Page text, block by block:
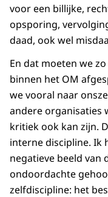
voor een billijke,
opsporing,
daad, ook wel
En dat moeten we
binnen het OM
we vooral naar
andere organisaties
kritiek ook kan zijn.
interne discipline. Ik
negatieve beeld van
ondoordachte
zelfdiscipline: het